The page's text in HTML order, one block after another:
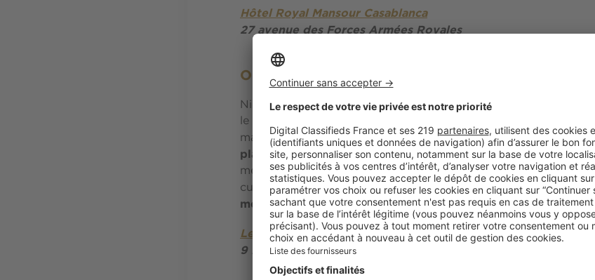
Hôtel Royal Mansour Casablanca
27 avenue des Forces Armées Royales
Où manger : le Jasmine
Niché dans uneélégante villa Art déco rehaussée de vitraux
le restaurant Jasmine propose une expérience culinaire sans
marocaine et touches contemporaines.Tout y est : produits
plats raffinés et créatifs, cadre intime et sophistiqué…
meilleures tables de Casablanca, l’adresse est orchestrée par
cuisinière traditionnelle au Maroc. Bref, c’est l'endroit parfait
mémorable en amoureux ou entre amis .
Le Jasmine
9 Rue Dr Veyre